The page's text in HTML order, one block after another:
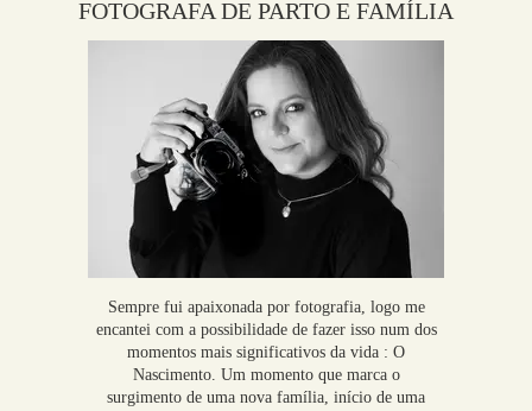
FOTOGRAFA DE PARTO E FAMÍLIA
Sempre fui apaixonada por fotografia, logo me
encantei com a possibilidade de fazer isso num dos
momentos mais significativos da vida : O
Nascimento. Um momento que marca o
surgimento de uma nova família, início de uma